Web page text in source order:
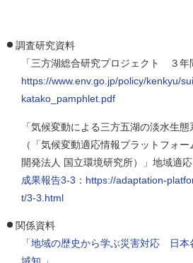
調査研究資料
「三方湖総合研究プロジェクト
３年
https://www.env.go.jp/policy/kenkyu/
katako_pamphlet.pdf
「気候変動による三方五湖の淡水生態
（「気候変動適応情報プラットフォ
開発法人 国立環境研究所）」地域適応
成果報告3-3：https://adaptation-
t/3-3.html
関係資料
「地域の歴史から学ぶ災害対応 日